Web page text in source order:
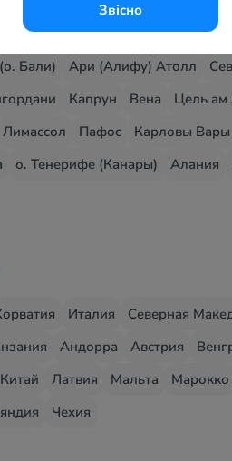
Звісно
Бали) Ари (Алифу) Атолл
Капрун Вена Цель ам
Лимассол Пафос Карловы Вары
о. Тенерифе (Канары) Алания
Италия Северная
Андорра Австрия
Китай Латвия Мальта Марокко
Чехия